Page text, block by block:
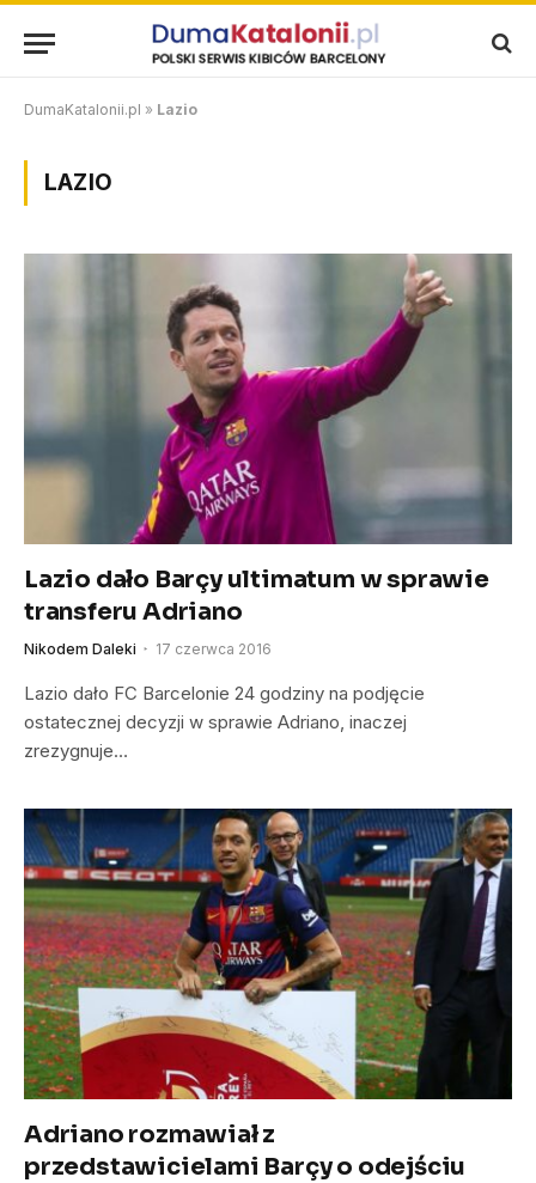
DumaKatalonii.pl » Lazio
LAZIO
Lazio dało Barçy ultimatum w sprawie
transferu Adriano
Nikodem Daleki 17 czerwca 2016
Lazio dało FC Barcelonie 24 godziny na podjęcie
ostatecznej decyzji w sprawie Adriano, inaczej
zrezygnuje…
Adriano rozmawiał z
przedstawicielami Barçy o odejściu